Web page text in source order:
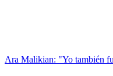
Ara Malikian: "Yo también